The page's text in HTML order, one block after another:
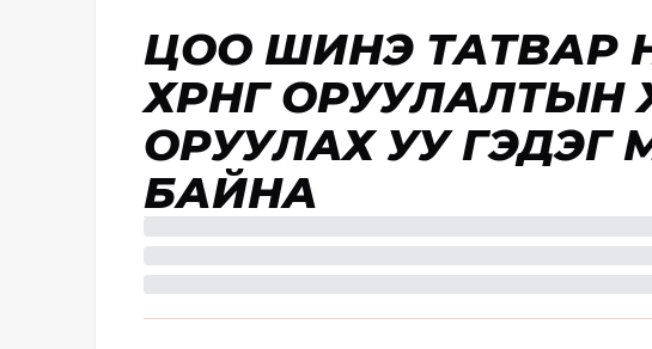
ЦОО ШИНЭ ТАТВАР
ХӨРӨНГӨ
ОРУУЛАХ УУ ГЭДЭГ
БАЙНА